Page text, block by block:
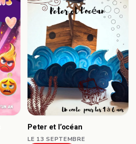
Peter et l’océan
LE 13 SEPTEMBRE